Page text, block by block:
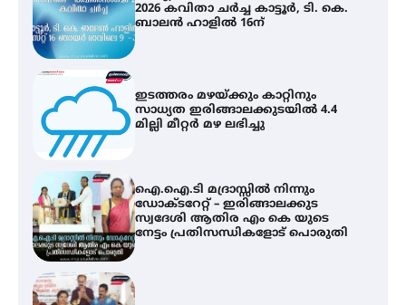
2026 കവിതാ ചർച്ച കാട്ടൂർ, ടി. കെ.
ബാലൻ ഹാളിൽ 16ന്
ഇടത്തരം മഴയ്ക്കും കാറ്റിനും
സാധ്യത ഇരിങ്ങാലക്കുടയിൽ 4.4
മില്ലി മീറ്റർ മഴ ലഭിച്ചു
ഐ.ഐ.ടി മദ്രാസ്സിൽ നിന്നും
ഡോക്ടറേറ്റ് – ഇരിങ്ങാലക്കുട
സ്വദേശി ആതിര എം കെ യുടെ
നേട്ടം പ്രതിസന്ധികളോട് പൊരുതി